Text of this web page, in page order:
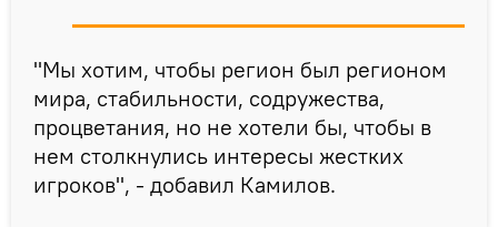
"Мы хотим, чтобы регион был регионом
мира, стабильности, содружества,
процветания, но не хотели бы, чтобы в
нем столкнулись интересы жестких
игроков", - добавил Камилов.